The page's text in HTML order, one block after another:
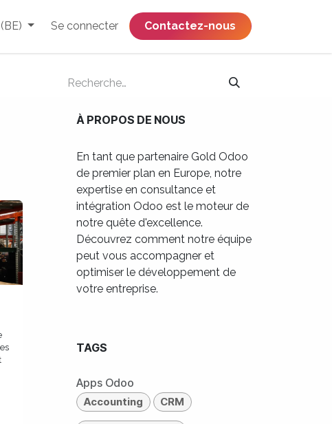
Se connecter ​​​​​​​​​​​​​​​​Contactez-nous
À PROPOS DE NOUS
En tant que partenaire Gold Odoo
de premier plan en Europe, notre
expertise en consultance et
intégration Odoo est le moteur de
notre quête d'excellence.
Découvrez comment notre équipe
peut vous accompagner et
optimiser le développement de
votre entreprise.
TAGS
Apps Odoo
Accounting CRM